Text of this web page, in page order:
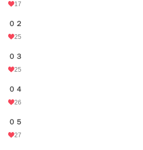
17
０２
25
０３
25
０４
26
０５
27